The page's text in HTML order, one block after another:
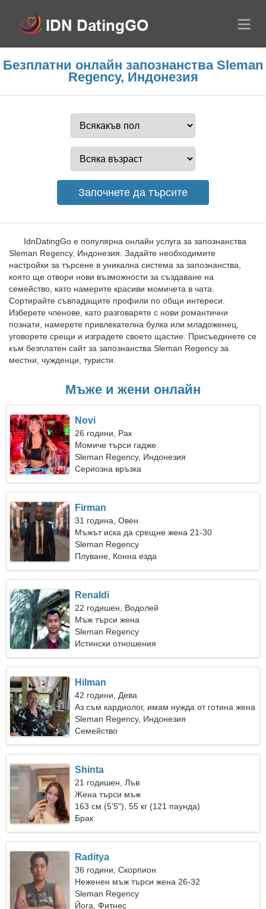
Безплатни онлайн запознанства Sleman
Regency, Индонезия
IdnDatingGo е популярна онлайн услуга за запознанства
Sleman Regency, Индонезия. Задайте необходимите
настройки за търсене в уникална система за запознанства,
която ще отвори нови възможности за създаване на
семейство, като намерите красиви момичета в чата.
Сортирайте съвпадащите профили по общи интереси.
Изберете членове, като разговаряте с нови романтични
познати, намерете привлекателна булка или младоженец,
уговорете срещи и изградете своето щастие. Присъединете се
към безплатен сайт за запознанства Sleman Regency за
местни, чужденци, туристи.
Мъже и жени онлайн
Novi
26 години, Рак
Момиче търси гадже
Sleman Regency, Индонезия
Сериозна връзка
Firman
31 година, Овен
Мъжът иска да срещне жена 21-30
Sleman Regency
Плуване, Конна езда
Renaldi
22 годишен, Водолей
Мъж търси жена
Sleman Regency
Истински отношения
Hilman
42 години, Дева
Аз съм кардиолог, имам нужда от готина жена
Sleman Regency, Индонезия
Семейство
Shinta
21 годишен, Лъв
Жена търси мъж
163 см (5'5"), 55 кг (121 паунда)
Брак
Raditya
36 години, Скорпион
Неженен мъж търси жена 26-32
Sleman Regency
Йога, Фитнес